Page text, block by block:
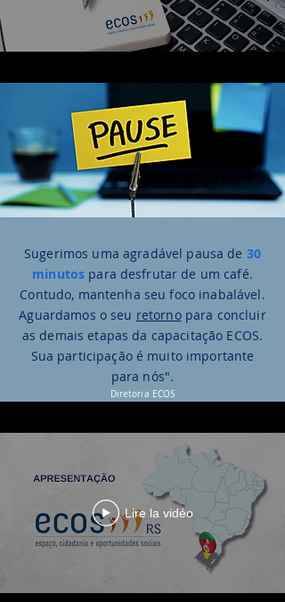
Lire la vidéo
Sugerimos uma agradável pausa de 30
minutos para desfrutar de um café.
Contudo, mantenha seu foco inabalável.
Aguardamos o seu retornopara concluir
as demais etapas da capacitação ECOS.
Sua participação é muito importante
para nós".
Diretoria ECOS